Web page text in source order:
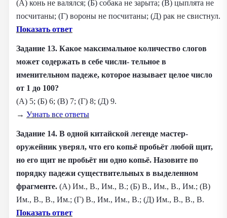
(А) конь не валялся; (Б) собака не зарыта; (В) цыплята не
посчитаны; (Г) вороны не посчитаны; (Д) рак не свистнул.
Показать ответ
Задание 13. Какое максимальное количество слогов
может содержать в себе числи- тельное в
именительном падеже, которое называет целое число
от 1 до 100?
(А) 5; (Б) 6; (В) 7; (Г) 8; (Д) 9.
→ Узнать все ответы
Задание 14. В одной китайской легенде мастер-
оружейник уверял, что его копьё пробьёт любой щит,
но его щит не пробьёт ни одно копьё. Назовите по
порядку падежи существительных в выделенном
фрагменте. (А) Им., В., Им., В.; (Б) В., Им., В., Им.; (В)
Им., В., В., Им.; (Г) В., Им., Им., В.; (Д) Им., В., В., В.
Показать ответ